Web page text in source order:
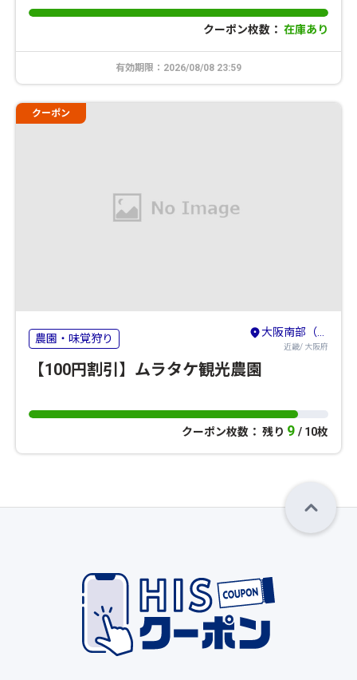
クーポン枚数： 在庫あり
有効期限：2026/08/08 23:59
クーポン
農園・味覚狩り 大阪南部（堺・岸和田・関西空港）
近畿/ 大阪府
【100円割引】ムラタケ観光農園
クーポン枚数： 残り 9 / 10枚